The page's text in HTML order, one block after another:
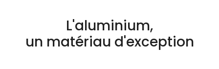
L'aluminium,
un matériau d'exception